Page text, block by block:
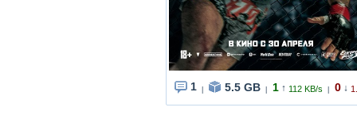
1 5.5 GB 1 ↑ 112 KB/s 0 ↓